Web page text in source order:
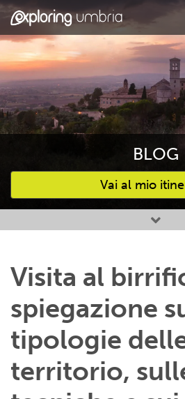
BLOG
Vai al mio
Attività preferite
Visita al
spiegazione
tipologie
territorio,